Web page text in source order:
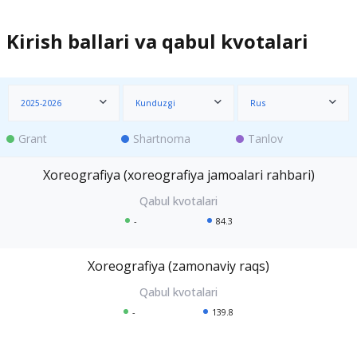
Kirish ballari va qabul kvotalari
2025-2026 Kunduzgi Rus
Grant Shartnoma Tanlov
Xoreografiya (xoreografiya jamoalari rahbari)
- 84.3
Xoreografiya (zamonaviy raqs)
- 139.8